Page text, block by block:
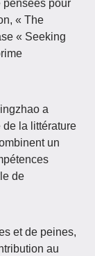
pensées pour
« The
« Seeking
a
de la littérature
un
de
et de peines,
au